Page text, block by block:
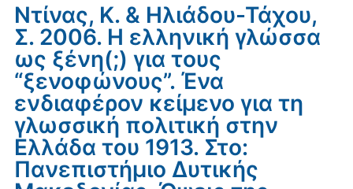
Ντίνας, Κ. & Ηλιάδου-Τάχου,
Σ. 2006. Η ελληνική γλώσσα
ως ξένη(;) για τους
“ξενοφώνους”. Ένα
ενδιαφέρον κείμενο για τη
γλωσσική πολιτική στην
Ελλάδα του 1913. Στο:
Πανεπιστήμιο Δυτικής